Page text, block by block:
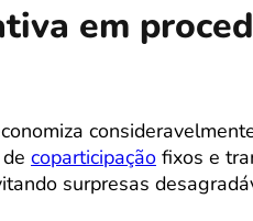
em
coparticipação fixos e
surpresas